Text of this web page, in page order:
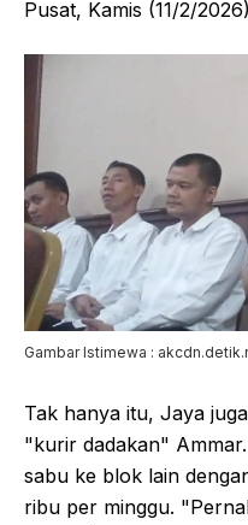
Pusat, Kamis (11/2/
Gambar Istimewa :
Tak hanya itu, Jaya
"kurir dadakan"
sabu ke blok lain
ribu per minggu.